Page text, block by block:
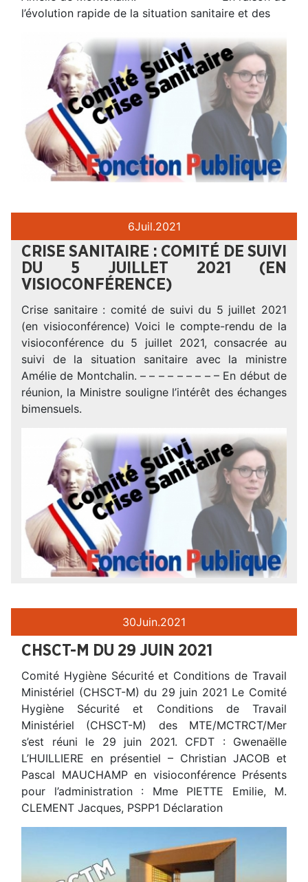
l’évolution rapide de la situation sanitaire et des
6Juil.2021
CRISE SANITAIRE : COMITÉ DE SUIVI
DU 5 JUILLET 2021 (EN
VISIOCONFÉRENCE)
Crise sanitaire : comité de suivi du 5 juillet 2021
(en visioconférence) Voici le compte-rendu de la
visioconférence du 5 juillet 2021, consacrée au
suivi de la situation sanitaire avec la ministre
Amélie de Montchalin. – – – – – – – – – En début de
réunion, la Ministre souligne l’intérêt des échanges
bimensuels.
30Juin.2021
CHSCT-M DU 29 JUIN 2021
Comité Hygiène Sécurité et Conditions de Travail
Ministériel (CHSCT-M) du 29 juin 2021 Le Comité
Hygiène Sécurité et Conditions de Travail
Ministériel (CHSCT-M) des MTE/MCTRCT/Mer
s’est réuni le 29 juin 2021. CFDT : Gwenaëlle
L’HUILLIERE en présentiel – Christian JACOB et
Pascal MAUCHAMP en visioconférence Présents
pour l’administration : Mme PIETTE Emilie, M.
CLEMENT Jacques, PSPP1 Déclaration